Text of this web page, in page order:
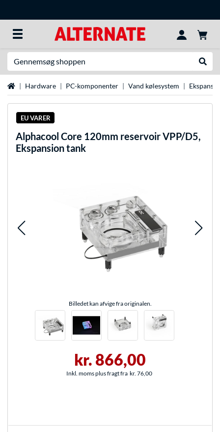
StartsideHardware PC-komponenter Vand kølesystem
EU VARER
Alphacool Core 120mm reservoir VPP/D5,
Ekspansion tank
Billedet kan afvige fra originalen.
kr. 866,00
Inkl. moms plus fragt fra kr. 76,00